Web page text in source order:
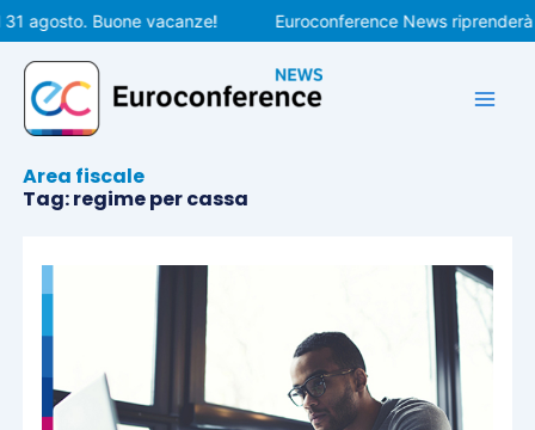
Vai
al
contenuto
Buone vacanze! Euroconference News riprenderà le
Area fiscale
Tag: regime per cassa